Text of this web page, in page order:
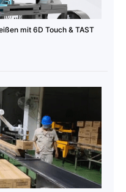
mit 6D Touch & TAST